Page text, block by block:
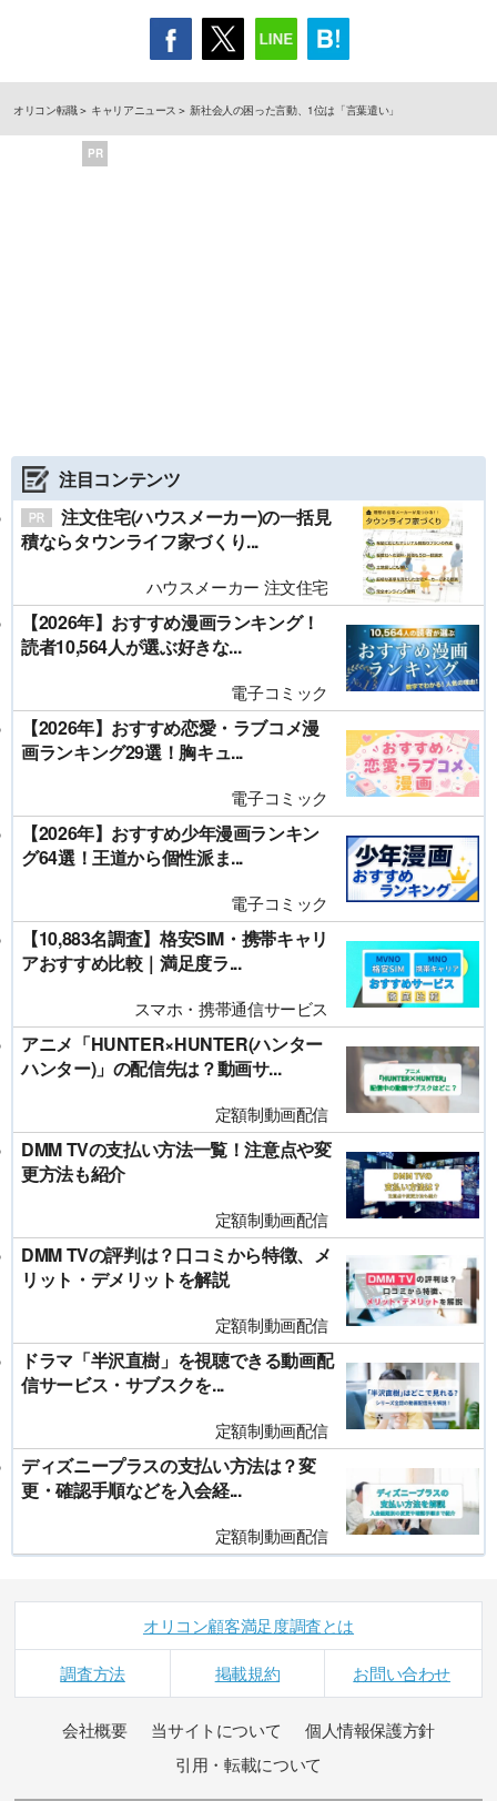
オリコン転職 キャリアニュース 新社会人の困った言動、1位は「言葉遣い」
PR
注目コンテンツ
注文住宅(ハウスメーカー)の一括見
積ならタウンライフ家づくり...
ハウスメーカー 注文住宅
【2026年】おすすめ漫画ランキング！
読者10,564人が選ぶ好きな...
電子コミック
【2026年】おすすめ恋愛・ラブコメ漫
画ランキング29選！胸キュ...
電子コミック
【2026年】おすすめ少年漫画ランキン
グ64選！王道から個性派ま...
電子コミック
【10,883名調査】格安SIM・携帯キャリ
アおすすめ比較｜満足度ラ...
スマホ・携帯通信サービス
アニメ「HUNTER×HUNTER(ハンター
ハンター)」の配信先は？動画サ...
定額制動画配信
DMM TVの支払い方法一覧！注意点や変
更方法も紹介
定額制動画配信
DMM TVの評判は？口コミから特徴、メ
リット・デメリットを解説
定額制動画配信
ドラマ「半沢直樹」を視聴できる動画配
信サービス・サブスクを...
定額制動画配信
ディズニープラスの支払い方法は？変
更・確認手順などを入会経...
定額制動画配信
オリコン顧客満足度調査とは
調査方法 掲載規約 お問い合わせ
会社概要 当サイトについて
個人情報保護方針
引用・転載について